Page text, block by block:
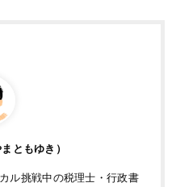
ともゆき）
ル挑戦中の税理士・行政書